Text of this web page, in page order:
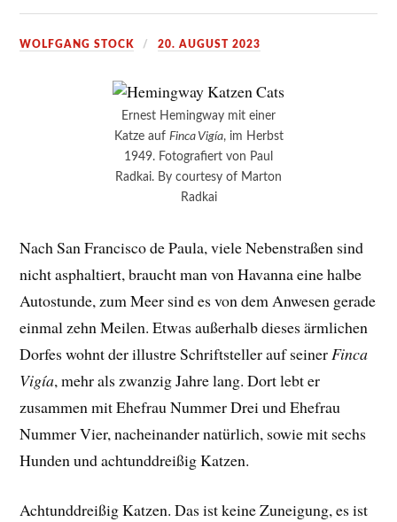
WOLFGANG STOCK 20. AUGUST 2023
Ernest Hemingway mit einer
Katze auf Finca Vigía, im Herbst
1949. Fotografiert von Paul
Radkai. By courtesy of Marton
Radkai
Nach San Francisco de Paula, viele Nebenstraßen sind
nicht asphaltiert, braucht man von Havanna eine halbe
Autostunde, zum Meer sind es von dem Anwesen gerade
einmal zehn Meilen. Etwas außerhalb dieses ärmlichen
Dorfes wohnt der illustre Schriftsteller auf seiner Finca
Vigía, mehr als zwanzig Jahre lang. Dort lebt er
zusammen mit Ehefrau Nummer Drei und Ehefrau
Nummer Vier, nacheinander natürlich, sowie mit sechs
Hunden und achtunddreißig Katzen.
Achtunddreißig Katzen. Das ist keine Zuneigung, es ist